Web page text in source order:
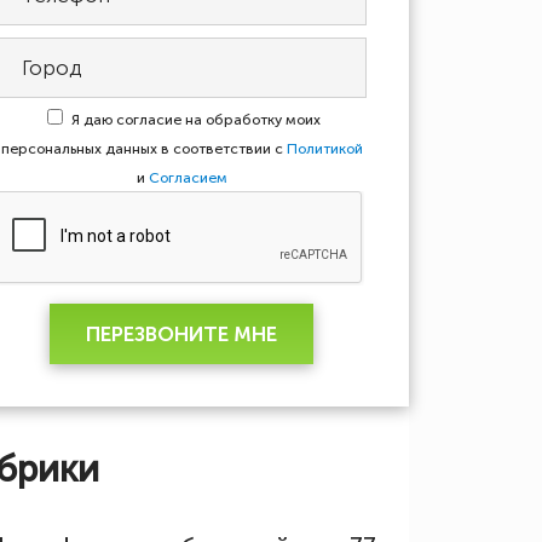
Я даю согласие на обработку моих
персональных данных в соответствии с Политикой
и Согласием
ПЕРЕЗВОНИТЕ МНЕ